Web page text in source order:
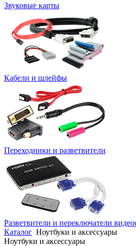
Звуковые карты
Кабели и шлейфы
Переходники и разветвители
Разветвители и переключатели
Каталог Ноутбуки и аксессуары
Ноутбуки и аксессуары